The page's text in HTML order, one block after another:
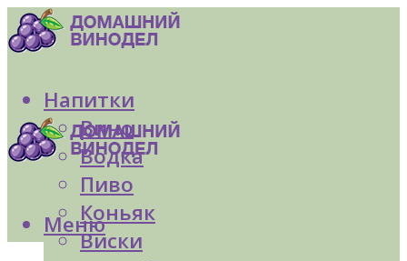
Напитки
Вино
Водка
Пиво
Коньяк
Виски
Меню